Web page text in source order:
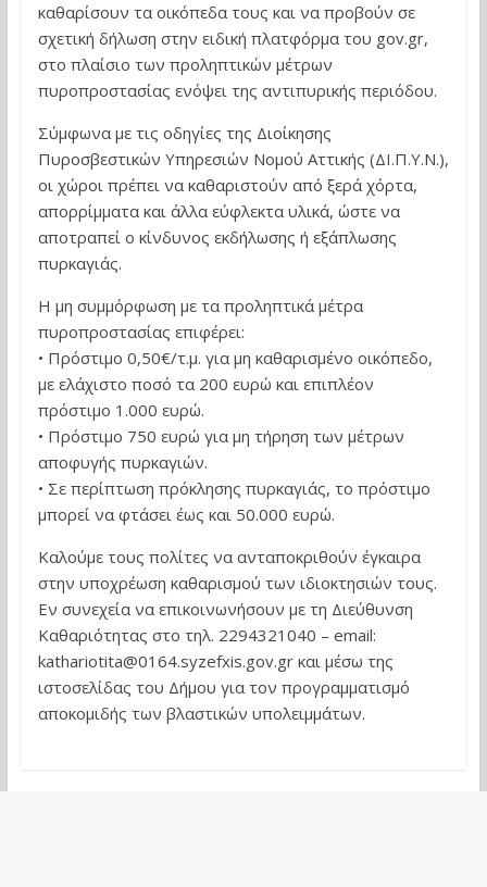
καθαρίσουν τα οικόπεδα τους και να προβούν σε
σχετική δήλωση στην ειδική πλατφόρμα του gov.gr,
στο πλαίσιο των προληπτικών μέτρων
πυροπροστασίας ενόψει της αντιπυρικής περιόδου.
Σύμφωνα με τις οδηγίες της Διοίκησης
Πυροσβεστικών Υπηρεσιών Νομού Αττικής (ΔΙ.Π.Υ.Ν.),
οι χώροι πρέπει να καθαριστούν από ξερά χόρτα,
απορρίμματα και άλλα εύφλεκτα υλικά, ώστε να
αποτραπεί ο κίνδυνος εκδήλωσης ή εξάπλωσης
πυρκαγιάς.
Η μη συμμόρφωση με τα προληπτικά μέτρα
πυροπροστασίας επιφέρει:
• Πρόστιμο 0,50€/τ.μ. για μη καθαρισμένο οικόπεδο,
με ελάχιστο ποσό τα 200 ευρώ και επιπλέον
πρόστιμο 1.000 ευρώ.
• Πρόστιμο 750 ευρώ για μη τήρηση των μέτρων
αποφυγής πυρκαγιών.
• Σε περίπτωση πρόκλησης πυρκαγιάς, το πρόστιμο
μπορεί να φτάσει έως και 50.000 ευρώ.
Καλούμε τους πολίτες να ανταποκριθούν έγκαιρα
στην υποχρέωση καθαρισμού των ιδιοκτησιών τους.
Εν συνεχεία να επικοινωνήσουν με τη Διεύθυνση
Καθαριότητας στο τηλ. 2294321040 – email:
kathariotita@0164.syzefxis.gov.gr και μέσω της
ιστοσελίδας του Δήμου για τον προγραμματισμό
αποκομιδής των βλαστικών υπολειμμάτων.